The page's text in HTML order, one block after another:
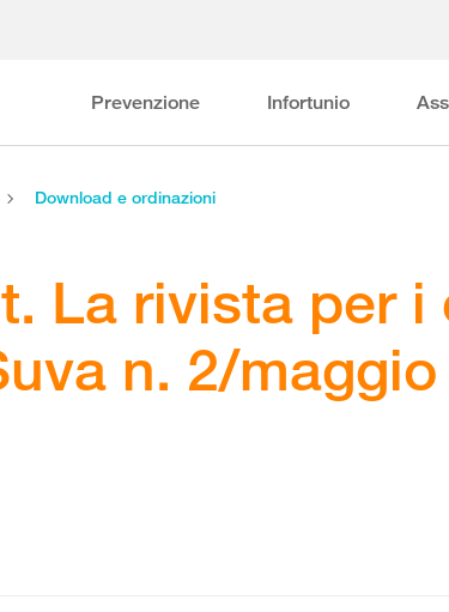
Prevenzione Infortunio
Download e ordinazioni
La rivista per i
n. 2/maggio